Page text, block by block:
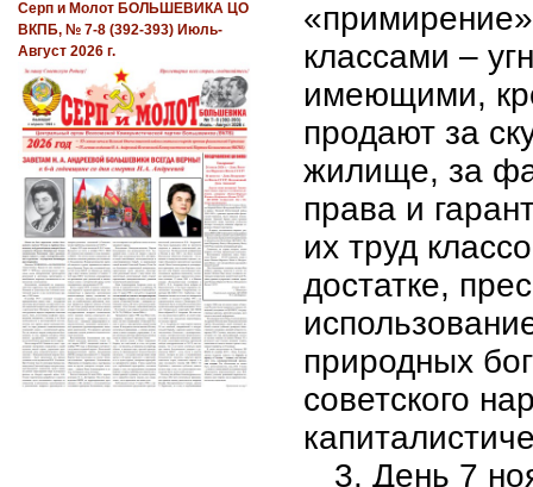
классами –
имеющими,
продают за
жилище, за
права и
их труд
достатке,
природных
советского
3. День 7
Серп и Молот БОЛЬШЕВИКА ЦО
ВКПБ, № 7-8 (392-393) Июль-
Август 2026 г.